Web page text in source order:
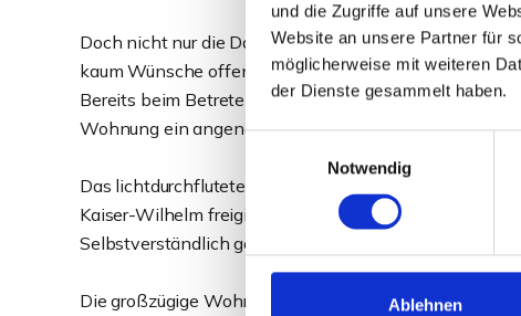
und die Zugriffe auf unsere
Website an unsere Partner für
möglicherweise mit weiteren
der Dienste gesammelt haben.
Notwendig
Ablehnen
Doch nicht nur die Dachterrasse überzeugt - auch die
kaum Wünsche offen.
Bereits beim Betreten empfängt Sie ein großzügiger
Wohnung ein angenehmes Raumgefühl verleiht. Von
Das lichtdurchflutete Wohnzimmer beeindruckt mit
Kaiser-Wilhelm freigibt. Ein gemütlicher Kaminofen
Selbstverständlich gelangen Sie auch von hier direkt
Die großzügige Wohnküche bietet viel Platz zum